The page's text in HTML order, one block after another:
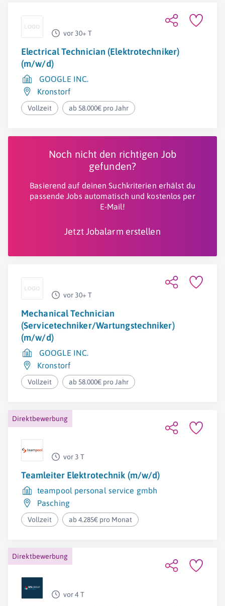
vor 30+ T
Electrical Technician (Elektrotechniker)
(m/w/d)
GOOGLE INC.
Kronstorf
Vollzeit ab 58.000€ pro Jahr
Noch nicht den richtigen Job
gefunden?
Basierend auf deinen Suchkriterien erhälst du
passende Jobs automatisch und kostenlos per
E-Mail!
Jetzt Jobalarm erstellen
vor 30+ T
Mechanical Technician
(Servicetechniker/Wartungstechniker)
(m/w/d)
GOOGLE INC.
Kronstorf
Vollzeit ab 58.000€ pro Jahr
Direktbewerbung
vor 3 T
Teamleiter Elektrotechnik (m/w/d)
teampool personal service gmbh
Pasching
Vollzeit ab 4.285€ pro Monat
Direktbewerbung
vor 4 T